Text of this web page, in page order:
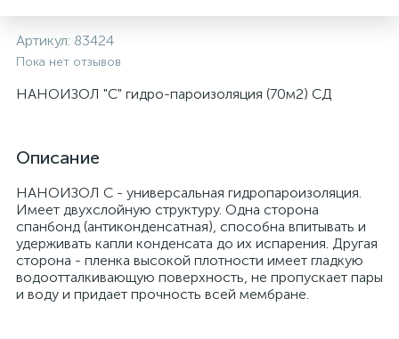
Артикул: 83424
Пока нет отзывов
НАНОИЗОЛ "C" гидро-пароизоляция (70м2) СД
Описание
НАНОИЗОЛ С - универсальная гидропароизоляция.
Имеет двухслойную структуру. Одна сторона
спанбонд (антиконденсатная), способна впитывать и
удерживать капли конденсата до их испарения. Другая
сторона - пленка высокой плотности имеет гладкую
водоотталкивающую поверхность, не пропускает пары
и воду и придает прочность всей мембране.